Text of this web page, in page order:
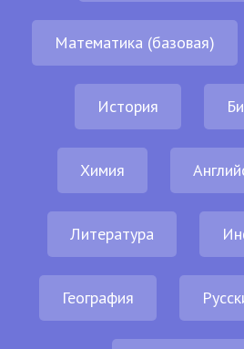
Математика (базовая)
История
Химия
Литература
География